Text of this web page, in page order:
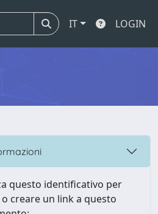
IT LOGIN
questo identificativo per
creare un link a questo